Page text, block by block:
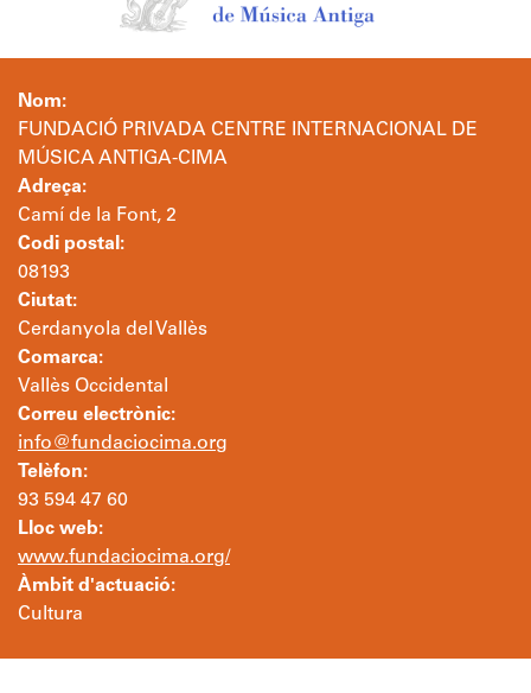
Nom:
FUNDACIÓ PRIVADA CENTRE INTERNACIONAL DE
MÚSICA ANTIGA-CIMA
Adreça:
Camí de la Font, 2
Codi postal:
08193
Ciutat:
Cerdanyola del Vallès
Comarca:
Vallès Occidental
Correu electrònic:
info@fundaciocima.org
Telèfon:
93 594 47 60
Lloc web:
www.fundaciocima.org/
Àmbit d'actuació:
Cultura